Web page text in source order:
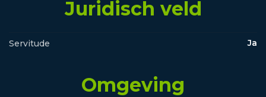
Juridisch veld
Servitude Ja
Omgeving